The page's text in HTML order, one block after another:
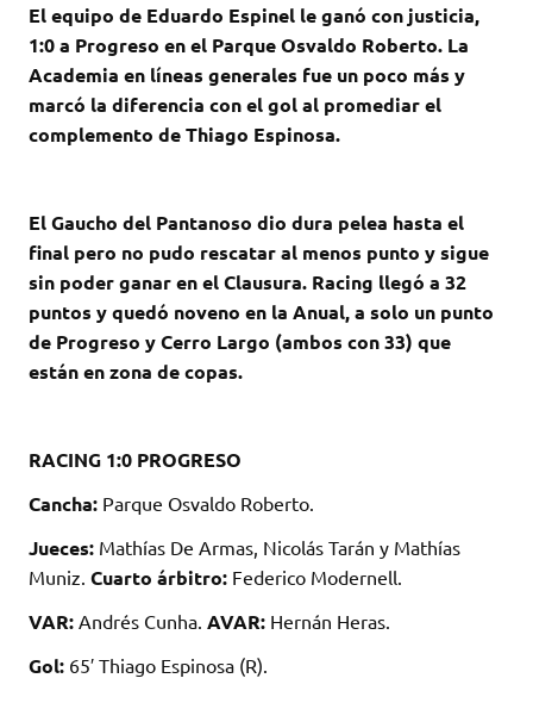
it
te
r
at
s
A
p
e
b
o
o
m
p
ar
ti
El equipo de Eduardo Espinel le ganó con justicia,
1:0 a Progreso en el Parque Osvaldo Roberto. La
Academia en líneas generales fue un poco más y
marcó la diferencia con el gol al promediar el
complemento de Thiago Espinosa.
El Gaucho del Pantanoso dio dura pelea hasta el
final pero no pudo rescatar al menos punto y sigue
sin poder ganar en el Clausura. Racing llegó a 32
puntos y quedó noveno en la Anual, a solo un punto
de Progreso y Cerro Largo (ambos con 33) que
están en zona de copas.
RACING 1:0 PROGRESO
Cancha: Parque Osvaldo Roberto.
Jueces: Mathías De Armas, Nicolás Tarán y Mathías
Muniz. Cuarto árbitro: Federico Modernell.
VAR: Andrés Cunha. AVAR: Hernán Heras.
Gol: 65′ Thiago Espinosa (R).